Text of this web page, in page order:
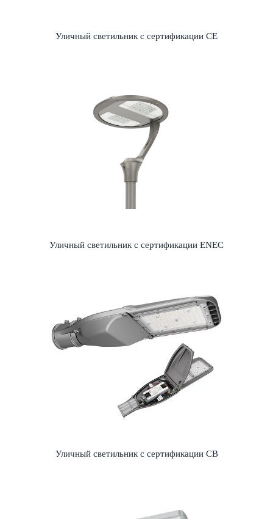
Уличный светильник с сертификации CE
Уличный светильник с сертификации ENEC
Уличный светильник с сертификации CB